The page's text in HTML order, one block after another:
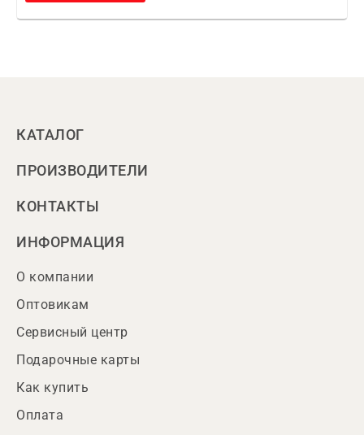
КАТАЛОГ
ПРОИЗВОДИТЕЛИ
КОНТАКТЫ
ИНФОРМАЦИЯ
О компании
Оптовикам
Сервисный центр
Подарочные карты
Как купить
Оплата